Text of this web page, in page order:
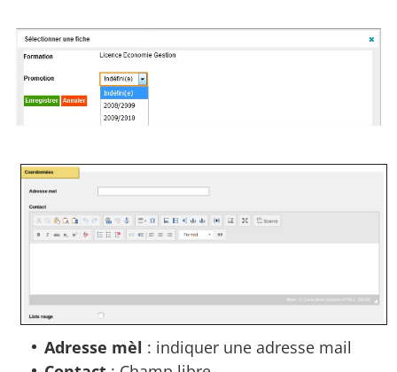
Adresse mèl : indiquer une adresse mail